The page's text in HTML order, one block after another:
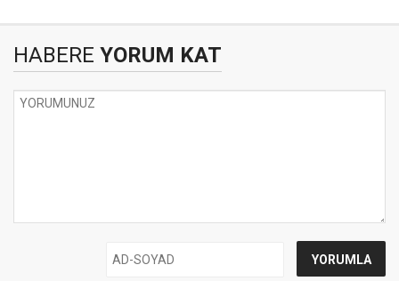
HABERE YORUM KAT